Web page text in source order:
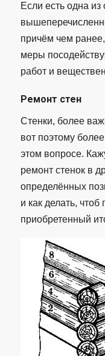
Если есть одна из
причём чем
меры
работ и
Ремонт стен
Стенки, более
вот поэтому
этом вопросе.
ремонт стенок в
определённых
и как делать,
приобретенный